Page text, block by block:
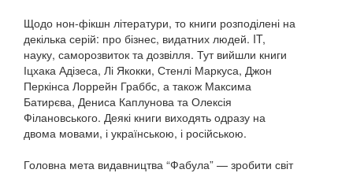
Щодо нон-фікшн літератури, то книги розподілені на
декілька серій: про бізнес, видатних людей. IT,
науку, саморозвиток та дозвілля. Тут вийшли книги
Іцхака Адізеса, Лі Якокки, Стенлі Маркуса, Джон
Перкінса Лоррейн Граббс, а також Максима
Батирєва, Дениса Каплунова та Олексія
Філановського. Деякі книги виходять одразу на
двома мовами, і українською, і російською.
Головна мета видавництва “Фабула” — зробити світ